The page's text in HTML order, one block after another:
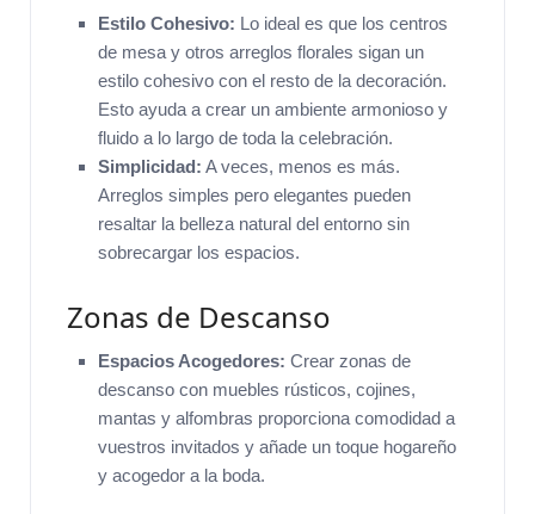
Estilo Cohesivo: Lo ideal es que los centros
de mesa y otros arreglos florales sigan un
estilo cohesivo con el resto de la decoración.
Esto ayuda a crear un ambiente armonioso y
fluido a lo largo de toda la celebración.
Simplicidad: A veces, menos es más.
Arreglos simples pero elegantes pueden
resaltar la belleza natural del entorno sin
sobrecargar los espacios.
Zonas de Descanso
Espacios Acogedores: Crear zonas de
descanso con muebles rústicos, cojines,
mantas y alfombras proporciona comodidad a
vuestros invitados y añade un toque hogareño
y acogedor a la boda.